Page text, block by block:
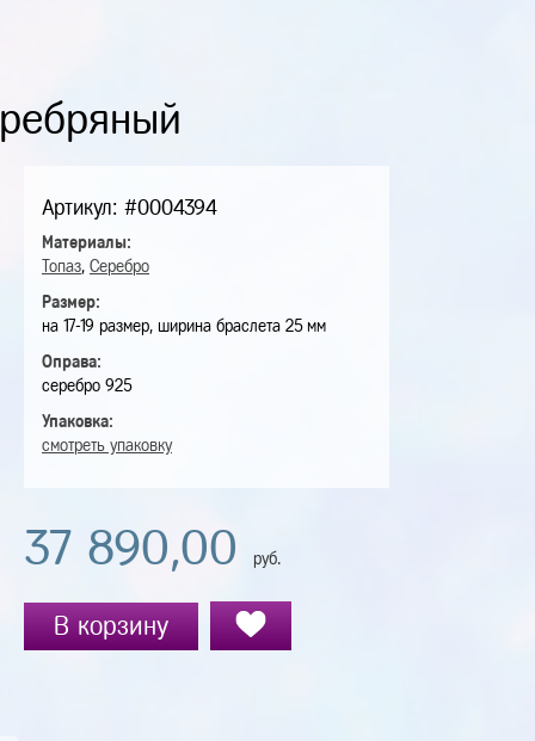
Артикул: #0004394
Материалы:
Топаз, Серебро
Размер:
на 17-19 размер, ширина браслета 25 мм
Оправа:
серебро 925
Упаковка:
смотреть упаковку
37 890,00 руб.
В корзину